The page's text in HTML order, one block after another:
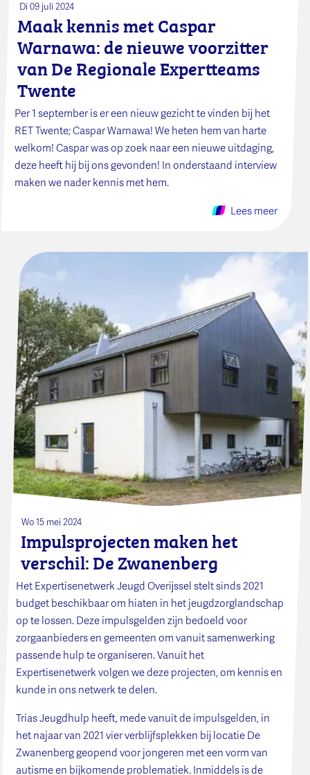
Di 09 juli 2024
Maak kennis met Caspar
Warnawa: de nieuwe voorzitter
van De Regionale Expertteams
Twente
Per 1 september is er een nieuw gezicht te vinden bij het
RET Twente; Caspar Warnawa! We heten hem van harte
welkom! Caspar was op zoek naar een nieuwe uitdaging,
deze heeft hij bij ons gevonden! In onderstaand interview
maken we nader kennis met hem.
Lees meer
Wo 15 mei 2024
Impulsprojecten maken het
verschil: De Zwanenberg
Het Expertisenetwerk Jeugd Overijssel stelt sinds 2021
budget beschikbaar om hiaten in het jeugdzorglandschap
op te lossen. Deze impulsgelden zijn bedoeld voor
zorgaanbieders en gemeenten om vanuit samenwerking
passende hulp te organiseren. Vanuit het
Expertisenetwerk volgen we deze projecten, om kennis en
kunde in ons netwerk te delen.
Trias Jeugdhulp heeft, mede vanuit de impulsgelden, in
het najaar van 2021 vier verblijfsplekken bij locatie De
Zwanenberg geopend voor jongeren met een vorm van
autisme en bijkomende problematiek. Inmiddels is de